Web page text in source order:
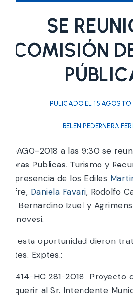
SE
COMISIÓN
PULICADO EL 15
BELEN PEDERNERA
15-AGO-2018 a las 9:30 se
Obras Publicas, Turismo y
la presencia de los Ediles
Jofre, Daniela Favari, Rodolfo
Dr. Bernardino Izuel y
Genovesi.
En esta oportunidad dieron
sgtes. Exptes.:
*4.414-HC 281-2018 Proyecto
Requerir al Sr. Intendente